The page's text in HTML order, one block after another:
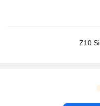
Z10